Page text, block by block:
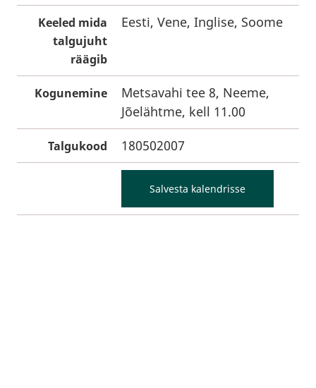
Keeled mida
talgujuht
räägib
Eesti, Vene, Inglise, Soome
Kogunemine
Metsavahi tee 8, Neeme,
Jõelähtme, kell 11.00
Talgukood 180502007
Salvesta kalendrisse